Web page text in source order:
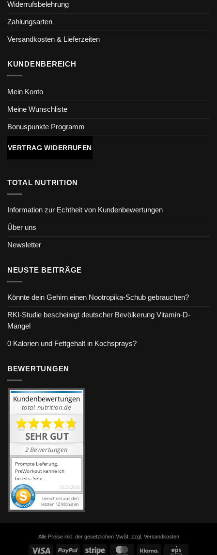
Widerrufsbelehrung
Zahlungsarten
Versandkosten & Lieferzeiten
KUNDENBEREICH
Mein Konto
Meine Wunschliste
Bonuspunkte Programm
VERTRAG WIDERRUFEN
TOTAL NUTRITION
Information zur Echtheit von Kundenbewertungen
Über uns
Newsletter
NEUSTE BEITRÄGE
Könnte dein Gehirn einen Nootropika-Schub gebrauchen?
RKI-Studie bescheinigt deutscher Bevölkerung Vitamin-D-
Mangel
0 Kalorien und Fettgehalt in Kochsprays?
BEWERTUNGEN
Alle Preise inkl. der gesetzlichen MwSt. zzgl. Versandkosten
Visa PayPal Stripe MasterCard Klarna